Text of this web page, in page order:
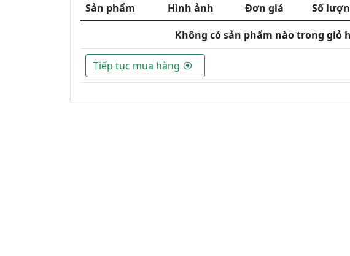
Sản phẩm Hình ảnh Đơn giá Số
Không có sản phẩm nào trong giỏ
Tiếp tục mua hàng